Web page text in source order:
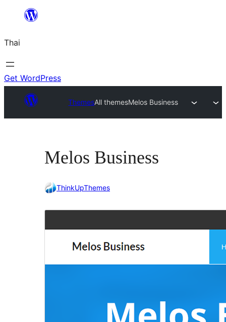
ยัง
เนื้อหา
Thai
Get WordPress
ThemesAll themesMelos Business
Melos Business
ThinkUpThemes